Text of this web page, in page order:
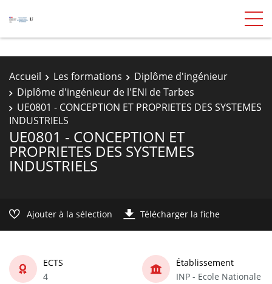
Accueil Les formations
Diplôme d'ingénieur
Diplôme d'ingénieur de l'ENI de Tarbes
UE0801 - CONCEPTION ET PROPRIETES DES SYSTEMES
INDUSTRIELS
UE0801 - CONCEPTION ET
PROPRIETES DES SYSTEMES
INDUSTRIELS
Ajouter à la sélection Télécharger la fiche
ECTS
4
Établissement
INP - Ecole Nationale